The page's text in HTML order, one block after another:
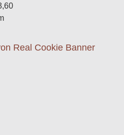
Real Cookie Banner